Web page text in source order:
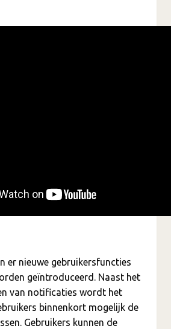
er nieuwe gebruikersfuncties
geïntroduceerd. Naast het
van notificaties wordt het
binnenkort mogelijk de
Gebruikers kunnen de